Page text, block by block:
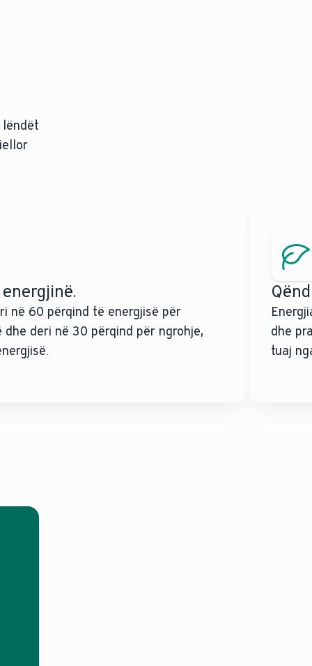
lëndët
në 60 përqind të energjisë për
deri në 30 përqind për ngrohje,
dhe
tuaj